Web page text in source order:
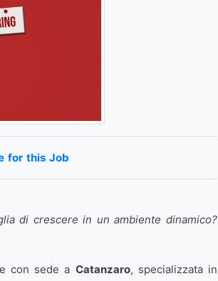
for this Job
di crescere in un ambiente dinamico?
con sede a Catanzaro, specializzata in